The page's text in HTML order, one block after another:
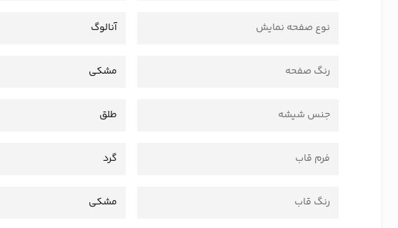
نوع صفحه نمایش آنالوگ
رنگ صفحه مشکی
جنس شیشه طلق
فرم قاب گرد
رنگ قاب مشکی